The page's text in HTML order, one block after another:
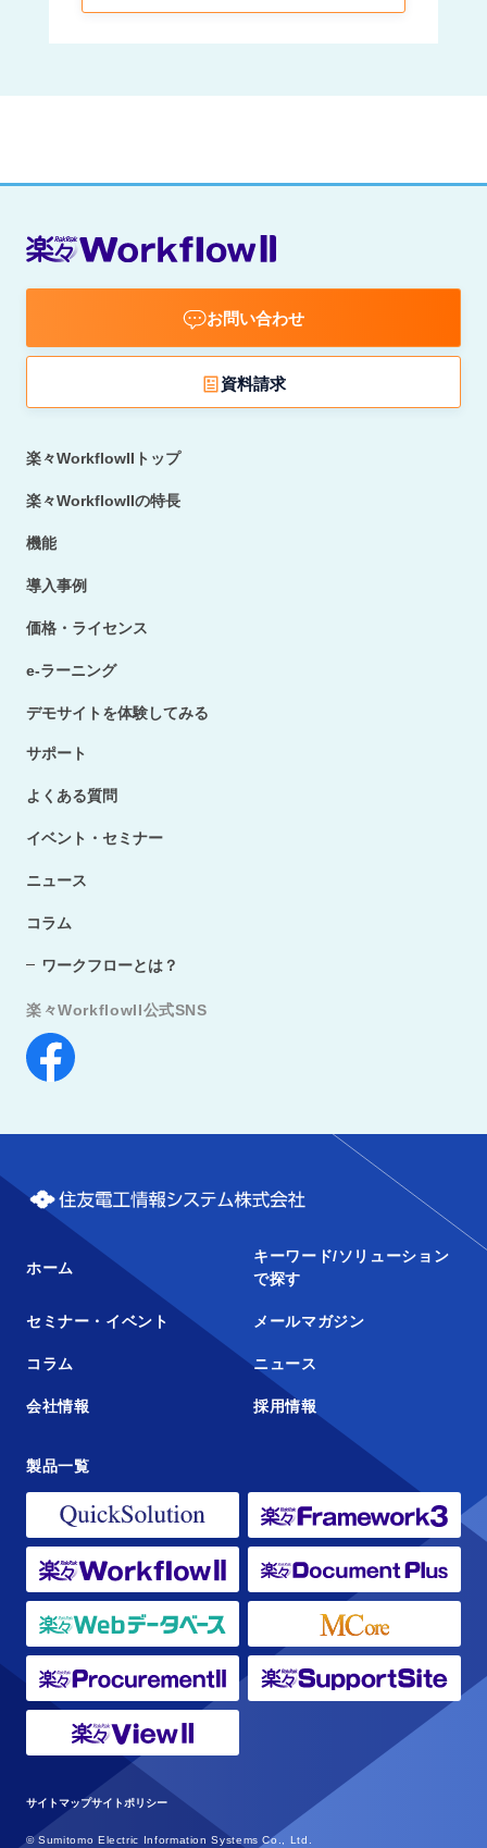
お問い合わせ
資料請求
楽々WorkflowIIトップ
楽々WorkflowIIの特長
機能
導入事例
価格・ライセンス
e-ラーニング
デモサイトを体験してみる
サポート
よくある質問
イベント・セミナー
ニュース
コラム
ワークフローとは？
楽々WorkflowII公式SNS
ホーム
キーワード/ソリューション
で探す
セミナー・イベント メールマガジン
コラム ニュース
会社情報 採用情報
製品一覧
サイトマップサイトポリシー
© Sumitomo Electric Information Systems Co., Ltd.